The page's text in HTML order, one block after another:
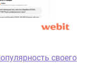
своего